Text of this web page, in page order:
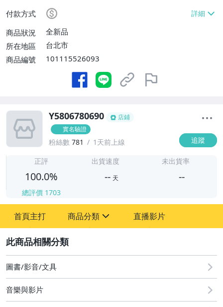
滿$20000免運費】
付款方式
商品狀況
全新品
所在地區
台北市
商品編號
101115526093
Y5806780690
店鋪
實名驗證
粉絲數 781 1天前上線 追蹤
正評
100.0%
總評價 1703
出貨速度
-- 天
未出貨率
--
首頁主打 商品分類
其它
直播影片
圖書/影音/文具
音樂與影片